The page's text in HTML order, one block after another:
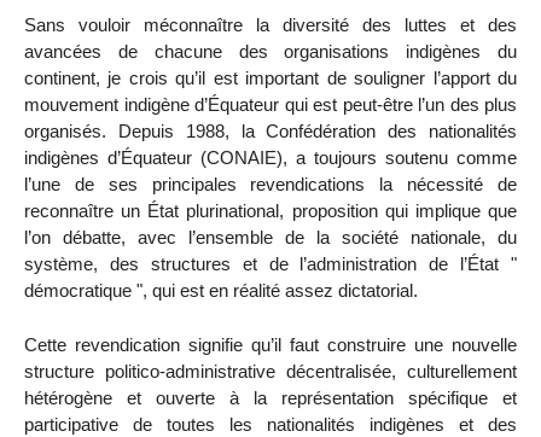
Sans vouloir méconnaître la diversité des luttes et des
avancées de chacune des organisations indigènes du
continent, je crois qu’il est important de souligner l’apport du
mouvement indigène d’Équateur qui est peut-être l’un des plus
organisés. Depuis 1988, la Confédération des nationalités
indigènes d’Équateur (CONAIE), a toujours soutenu comme
l’une de ses principales revendications la nécessité de
reconnaître un État plurinational, proposition qui implique que
l’on débatte, avec l’ensemble de la société nationale, du
système, des structures et de l’administration de l’État "
démocratique ", qui est en réalité assez dictatorial.
Cette revendication signifie qu’il faut construire une nouvelle
structure politico-administrative décentralisée, culturellement
hétérogène et ouverte à la représentation spécifique et
participative de toutes les nationalités indigènes et des